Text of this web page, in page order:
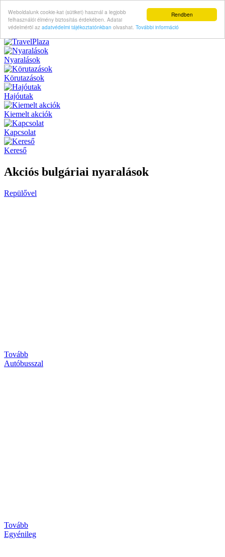
Rendben
Weboldalunk cookie-kat (sütiket) használ a legjobb
felhasználói élmény biztosítás érdekében. Adatai
védelméröl az adatvédelmi tájékoztatónkban olvashat. További információ
Nyaralások
Körutazások
Hajóutak
Kiemelt akciók
Kapcsolat
Kereső
Akciós bulgáriai nyaralások
Repülővel
Tovább
Autóbusszal
Tovább
Egyénileg